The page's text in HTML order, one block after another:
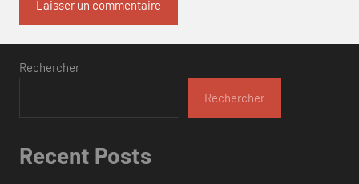
Rechercher
Rechercher
Recent Posts